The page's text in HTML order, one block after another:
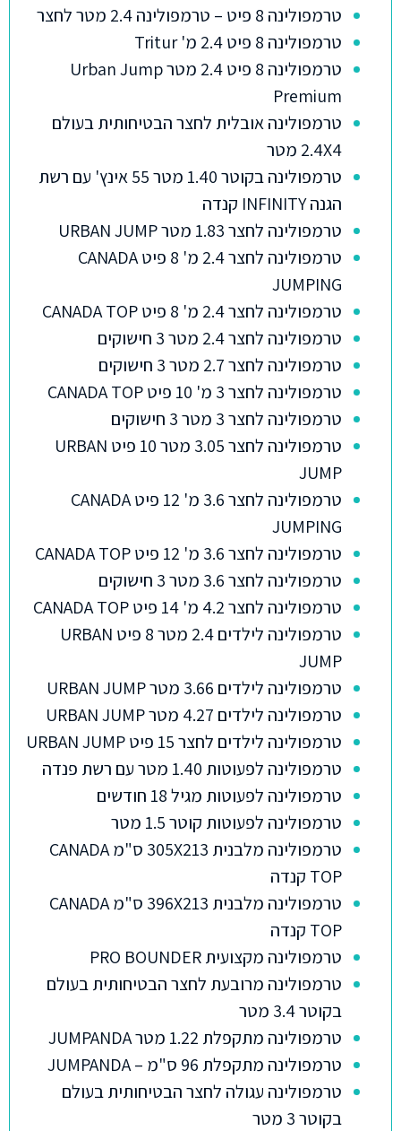
טרמפולינה 8 פיט – טרמפולינה 2.4 מטר לחצר
טרמפולינה 8 פיט 2.4 מ' Tritur
טרמפולינה 8 פיט 2.4 מטר Urban Jump
Premium
טרמפולינה אובלית לחצר הבטיחותית בעולם
2.4X4 מטר
טרמפולינה בקוטר 1.40 מטר 55 אינץ' עם רשת
הגנה INFINITY קנדה
טרמפולינה לחצר 1.83 מטר URBAN JUMP
טרמפולינה לחצר 2.4 מ' 8 פיט CANADA
JUMPING
טרמפולינה לחצר 2.4 מ' 8 פיט CANADA TOP
טרמפולינה לחצר 2.4 מטר 3 חישוקים
טרמפולינה לחצר 2.7 מטר 3 חישוקים
טרמפולינה לחצר 3 מ' 10 פיט CANADA TOP
טרמפולינה לחצר 3 מטר 3 חישוקים
טרמפולינה לחצר 3.05 מטר 10 פיט URBAN
JUMP
טרמפולינה לחצר 3.6 מ' 12 פיט CANADA
JUMPING
טרמפולינה לחצר 3.6 מ' 12 פיט CANADA TOP
טרמפולינה לחצר 3.6 מטר 3 חישוקים
טרמפולינה לחצר 4.2 מ' 14 פיט CANADA TOP
טרמפולינה לילדים 2.4 מטר 8 פיט URBAN
JUMP
טרמפולינה לילדים 3.66 מטר URBAN JUMP
טרמפולינה לילדים 4.27 מטר URBAN JUMP
טרמפולינה לילדים לחצר 15 פיט URBAN JUMP
טרמפולינה לפעוטות 1.40 מטר עם רשת פנדה
טרמפולינה לפעוטות מגיל 18 חודשים
טרמפולינה לפעוטות קוטר 1.5 מטר
טרמפולינה מלבנית 305X213 ס"מ CANADA
TOP קנדה
טרמפולינה מלבנית 396X213 ס"מ CANADA
TOP קנדה
טרמפולינה מקצועית PRO BOUNDER
טרמפולינה מרובעת לחצר הבטיחותית בעולם
בקוטר 3.4 מטר
טרמפולינה מתקפלת 1.22 מטר JUMPANDA
טרמפולינה מתקפלת 96 ס"מ – JUMPANDA
טרמפולינה עגולה לחצר הבטיחותית בעולם
בקוטר 3 מטר